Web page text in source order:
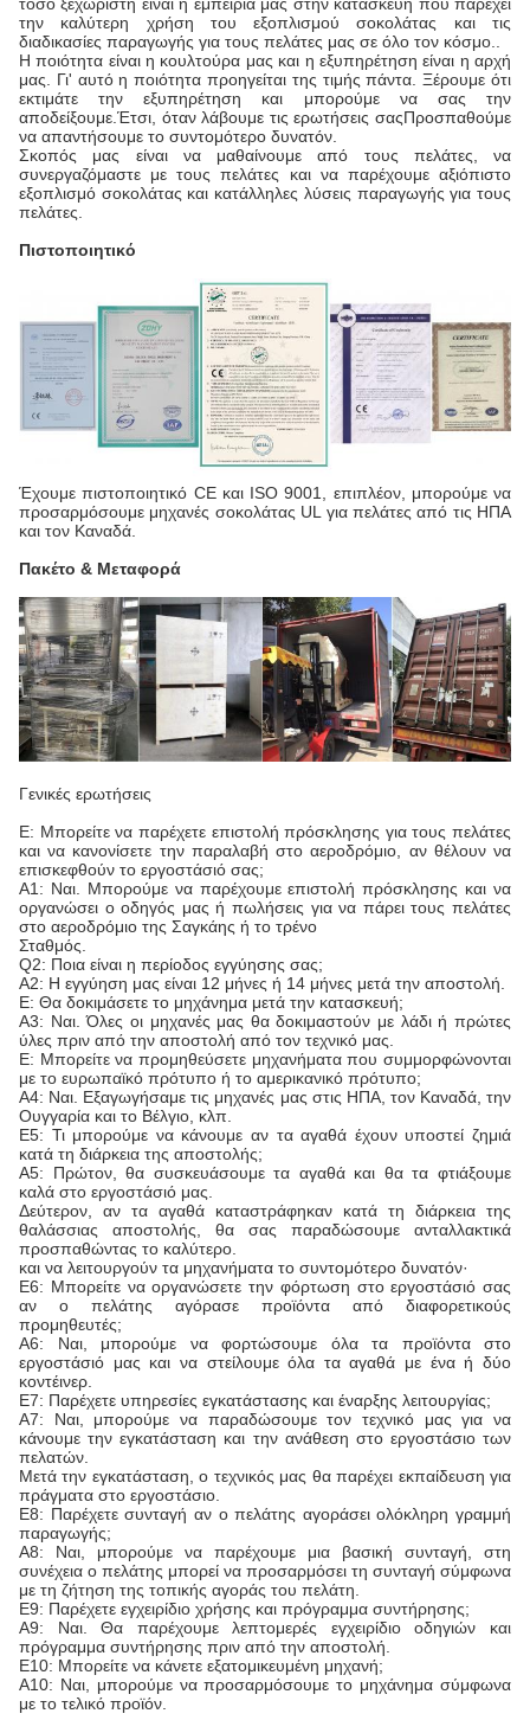
τόσο ξεχωριστή είναι η εμπειρία μας στην κατασκευή που παρέχει
την καλύτερη χρήση του εξοπλισμού σοκολάτας και τις
διαδικασίες παραγωγής για τους πελάτες μας σε όλο τον κόσμο..
Η ποιότητα είναι η κουλτούρα μας και η εξυπηρέτηση είναι η αρχή
μας. Γι' αυτό η ποιότητα προηγείται της τιμής πάντα. Ξέρουμε ότι
εκτιμάτε την εξυπηρέτηση και μπορούμε να σας την
αποδείξουμε.Έτσι, όταν λάβουμε τις ερωτήσεις σαςΠροσπαθούμε
να απαντήσουμε το συντομότερο δυνατόν.
Σκοπός μας είναι να μαθαίνουμε από τους πελάτες, να
συνεργαζόμαστε με τους πελάτες και να παρέχουμε αξιόπιστο
εξοπλισμό σοκολάτας και κατάλληλες λύσεις παραγωγής για τους
πελάτες.
Πιστοποιητικό
Έχουμε πιστοποιητικό CE και ISO 9001, επιπλέον, μπορούμε να
προσαρμόσουμε μηχανές σοκολάτας UL για πελάτες από τις ΗΠΑ
και τον Καναδά.
Πακέτο & Μεταφορά
Γενικές ερωτήσεις
Ε: Μπορείτε να παρέχετε επιστολή πρόσκλησης για τους πελάτες
και να κανονίσετε την παραλαβή στο αεροδρόμιο, αν θέλουν να
επισκεφθούν το εργοστάσιό σας;
Α1: Ναι. Μπορούμε να παρέχουμε επιστολή πρόσκλησης και να
οργανώσει ο οδηγός μας ή πωλήσεις για να πάρει τους πελάτες
στο αεροδρόμιο της Σαγκάης ή το τρένο
Σταθμός.
Q2: Ποια είναι η περίοδος εγγύησης σας;
Α2: Η εγγύηση μας είναι 12 μήνες ή 14 μήνες μετά την αποστολή.
Ε: Θα δοκιμάσετε το μηχάνημα μετά την κατασκευή;
Α3: Ναι. Όλες οι μηχανές μας θα δοκιμαστούν με λάδι ή πρώτες
ύλες πριν από την αποστολή από τον τεχνικό μας.
Ε: Μπορείτε να προμηθεύσετε μηχανήματα που συμμορφώνονται
με το ευρωπαϊκό πρότυπο ή το αμερικανικό πρότυπο;
Α4: Ναι. Εξαγωγήσαμε τις μηχανές μας στις ΗΠΑ, τον Καναδά, την
Ουγγαρία και το Βέλγιο, κλπ.
Ε5: Τι μπορούμε να κάνουμε αν τα αγαθά έχουν υποστεί ζημιά
κατά τη διάρκεια της αποστολής;
Α5: Πρώτον, θα συσκευάσουμε τα αγαθά και θα τα φτιάξουμε
καλά στο εργοστάσιό μας.
Δεύτερον, αν τα αγαθά καταστράφηκαν κατά τη διάρκεια της
θαλάσσιας αποστολής, θα σας παραδώσουμε ανταλλακτικά
προσπαθώντας το καλύτερο.
και να λειτουργούν τα μηχανήματα το συντομότερο δυνατόν·
Ε6: Μπορείτε να οργανώσετε την φόρτωση στο εργοστάσιό σας
αν ο πελάτης αγόρασε προϊόντα από διαφορετικούς
προμηθευτές;
Α6: Ναι, μπορούμε να φορτώσουμε όλα τα προϊόντα στο
εργοστάσιό μας και να στείλουμε όλα τα αγαθά με ένα ή δύο
κοντέινερ.
Ε7: Παρέχετε υπηρεσίες εγκατάστασης και έναρξης λειτουργίας;
Α7: Ναι, μπορούμε να παραδώσουμε τον τεχνικό μας για να
κάνουμε την εγκατάσταση και την ανάθεση στο εργοστάσιο των
πελατών.
Μετά την εγκατάσταση, ο τεχνικός μας θα παρέχει εκπαίδευση για
πράγματα στο εργοστάσιο.
Ε8: Παρέχετε συνταγή αν ο πελάτης αγοράσει ολόκληρη γραμμή
παραγωγής;
Α8: Ναι, μπορούμε να παρέχουμε μια βασική συνταγή, στη
συνέχεια ο πελάτης μπορεί να προσαρμόσει τη συνταγή σύμφωνα
με τη ζήτηση της τοπικής αγοράς του πελάτη.
Ε9: Παρέχετε εγχειρίδιο χρήσης και πρόγραμμα συντήρησης;
Α9: Ναι. Θα παρέχουμε λεπτομερές εγχειρίδιο οδηγιών και
πρόγραμμα συντήρησης πριν από την αποστολή.
Ε10: Μπορείτε να κάνετε εξατομικευμένη μηχανή;
Α10: Ναι, μπορούμε να προσαρμόσουμε το μηχάνημα σύμφωνα
με το τελικό προϊόν.